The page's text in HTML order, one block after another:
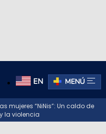
EN MENÚ
mujeres “NiNis”: Un caldo de
la violencia